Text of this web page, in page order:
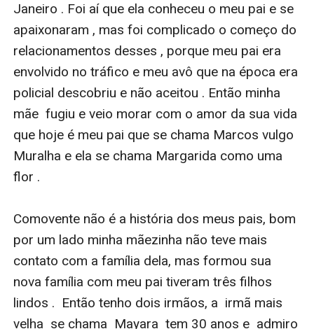
Janeiro . Foi aí que ela conheceu o meu pai e se
apaixonaram , mas foi complicado o começo do
relacionamentos desses , porque meu pai era
envolvido no tráfico e meu avô que na época era
policial descobriu e não aceitou . Então minha
mãe  fugiu e veio morar com o amor da sua vida
que hoje é meu pai que se chama Marcos vulgo
Muralha e ela se chama Margarida como uma
flor .
Comovente não é a história dos meus pais, bom
por um lado minha mãezinha não teve mais
contato com a família dela, mas formou sua
nova família com meu pai tiveram três filhos
lindos .  Então tenho dois irmãos, a  irmã mais
velha  se chama  Mayara  tem 30 anos e  admiro